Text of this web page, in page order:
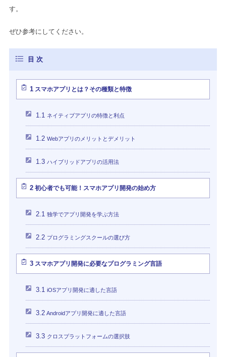
す。
ぜひ参考にしてください。
1スマホアプリとは？その種類と特徴
1.1 ネイティブアプリの特徴と利点
1.2 Webアプリのメリットとデメリット
1.3 ハイブリッドアプリの活用法
2初心者でも可能！スマホアプリ開発の始め方
2.1 独学でアプリ開発を学ぶ方法
2.2 プログラミングスクールの選び方
3スマホアプリ開発に必要なプログラミング言語
3.1 iOSアプリ開発に適した言語
3.2 Androidアプリ開発に適した言語
3.3 クロスプラットフォームの選択肢